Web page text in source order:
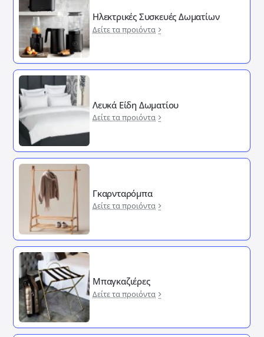
Ηλεκτρικές Συσκευές Δωματίων
Δείτε τα προιόντα
Λευκά Είδη Δωματίου
Δείτε τα προιόντα
Γκαρνταρόμπα
Δείτε τα προιόντα
Μπαγκαζιέρες
Δείτε τα προιόντα